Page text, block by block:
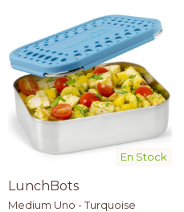
En Stock
LunchBots
Medium Uno - Turquoise